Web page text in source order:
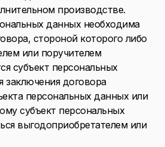
производстве.
данных необходима
стороной которого либо
или поручителем
субъект персональных
заключения договора
персональных данных или
субъект персональных
выгодоприобретателем или